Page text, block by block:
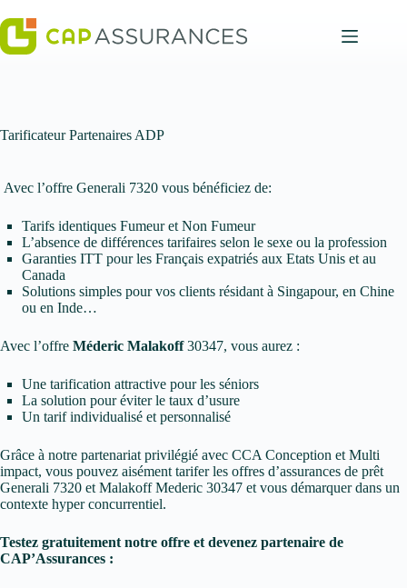
au
contenu
Tarificateur Partenaires ADP
Avec l’offre Generali 7320 vous bénéficiez de:
Tarifs identiques Fumeur et Non Fumeur
L’absence de différences tarifaires selon le sexe ou la profession
Garanties ITT pour les Français expatriés aux Etats Unis et au
Canada
Solutions simples pour vos clients résidant à Singapour, en Chine
ou en Inde…
Avec l’offre Méderic Malakoff30347, vous aurez :
Une tarification attractive pour les séniors
La solution pour éviter le taux d’usure
Un tarif individualisé et personnalisé
Grâce à notre partenariat privilégié avec CCA Conception et Multi
impact, vous pouvez aisément tarifer les offres d’assurances de prêt
Generali 7320 et Malakoff Mederic 30347 et vous démarquer dans un
contexte hyper concurrentiel.
Testez gratuitement notre offre et devenez partenaire de
CAP’Assurances :